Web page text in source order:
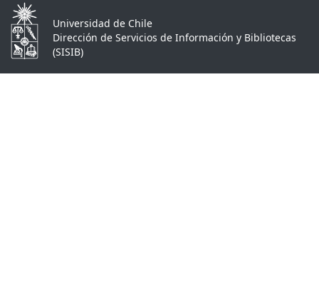
Universidad de Chile
Dirección de Servicios de Información y Bibliotecas
(SISIB)